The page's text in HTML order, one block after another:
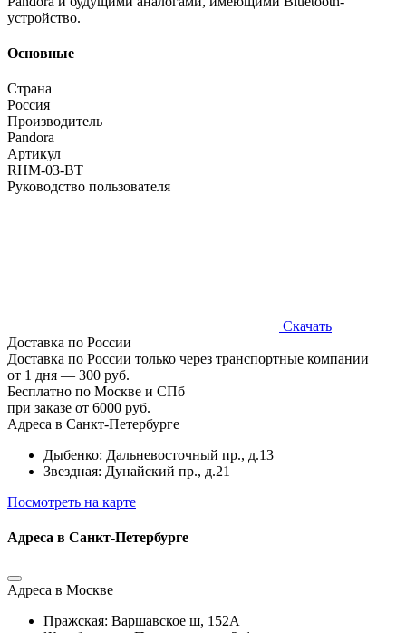
устройство.
Основные
Страна
Россия
Производитель
Pandora
Артикул
RHM-03-BT
Руководство пользователя
Скачать
Доставка по России
Доставка по России только через транспортные компании
от 1 дня — 300 руб.
Бесплатно по Москве и СПб
при заказе от 6000 руб.
Адреса в Санкт-Петербурге
Дыбенко: Дальневосточный пр., д.13
Звездная: Дунайский пр., д.21
Посмотреть на карте
Адреса в Санкт-Петербурге
Адреса в Москве
Пражская: Варшавское ш, 152А